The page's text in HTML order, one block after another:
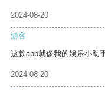
2024-08-20
游客
这款app就像我的娱乐小助
2024-08-20